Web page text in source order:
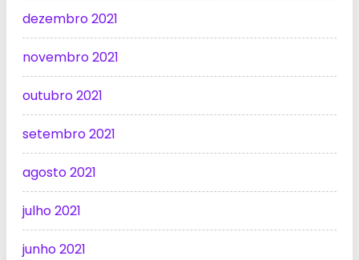
dezembro 2021
novembro 2021
outubro 2021
setembro 2021
agosto 2021
julho 2021
junho 2021